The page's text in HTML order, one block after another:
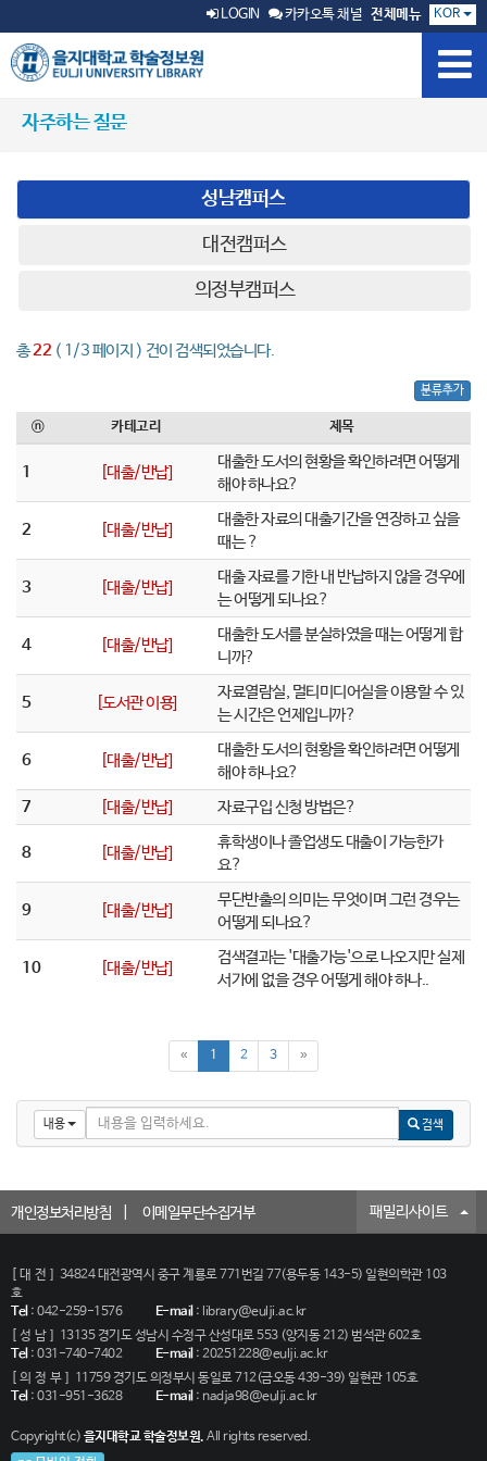
LOGIN 카카오톡 채널 전체메뉴 KOR
자주하는 질문
성남캠퍼스
대전캠퍼스
의정부캠퍼스
총22 ( 1/3 페이지 ) 건이 검색되었습니다.
분류추가
ⓝ 카테고리 제목
1 [대출/반납]
대출한 도서의 현황을 확인하려면 어떻게
해야 하나요?
2 [대출/반납]
대출한 자료의 대출기간을 연장하고 싶을
때는 ?
3 [대출/반납]
대출 자료를 기한 내 반납하지 않을 경우에
는 어떻게 되나요?
4 [대출/반납]
대출한 도서를 분실하였을 때는 어떻게 합
니까?
5 [도서관 이용]
자료열람실, 멀티미디어실을 이용할 수 있
는 시간은 언제입니까?
6 [대출/반납]
대출한 도서의 현황을 확인하려면 어떻게
해야 하나요?
7
[대출/반납] 자료구입 신청 방법은?
8 [대출/반납]
휴학생이나 졸업생도 대출이 가능한가
요?
9 [대출/반납]
무단반출의 의미는 무엇이며 그런 경우는
어떻게 되나요?
10 [대출/반납]
검색결과는 '대출가능'으로 나오지만 실제
서가에 없을 경우 어떻게 해야 하나..
« 1 2 3 »
내용 검색
개인정보처리방침 이메일무단수집거부 패밀리사이트
[대전]
34824 대전광역시 중구 계룡로 771번길 77(용두동 143-5) 일현의학관 103
호
Tel: 042-259-1576 E-mail: library@eulji.ac.kr
[성남]
13135 경기도 성남시 수정구 산성대로 553 (양지동 212) 범석관 602호
Tel: 031-740-7402 E-mail: 20251228@eulji.ac.kr
[의정부]
11759 경기도 의정부시 동일로 712(금오동 439-39) 일현관 105호
Tel: 031-951-3628 E-mail: nadja98@eulji.ac.kr
Copyright(c) 을지대학교 학술정보원. All rights reserved.